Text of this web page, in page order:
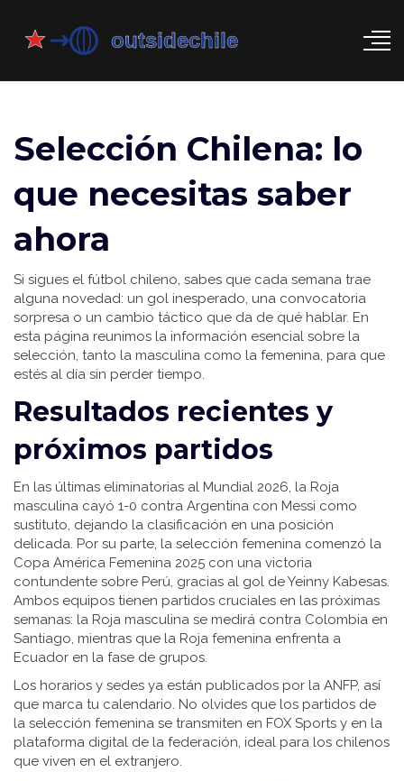
Selección Chilena: lo
que necesitas saber
ahora
Si sigues el fútbol chileno, sabes que cada semana trae
alguna novedad: un gol inesperado, una convocatoria
sorpresa o un cambio táctico que da de qué hablar. En
esta página reunimos la información esencial sobre la
selección, tanto la masculina como la femenina, para que
estés al día sin perder tiempo.
Resultados recientes y
próximos partidos
En las últimas eliminatorias al Mundial 2026, la Roja
masculina cayó 1-0 contra Argentina con Messi como
sustituto, dejando la clasificación en una posición
delicada. Por su parte, la selección femenina comenzó la
Copa América Femenina 2025 con una victoria
contundente sobre Perú, gracias al gol de Yeinny Kabesas.
Ambos equipos tienen partidos cruciales en las próximas
semanas: la Roja masculina se medirá contra Colombia en
Santiago, mientras que la Roja femenina enfrenta a
Ecuador en la fase de grupos.
Los horarios y sedes ya están publicados por la ANFP, así
que marca tu calendario. No olvides que los partidos de
la selección femenina se transmiten en FOX Sports y en la
plataforma digital de la federación, ideal para los chilenos
que viven en el extranjero.